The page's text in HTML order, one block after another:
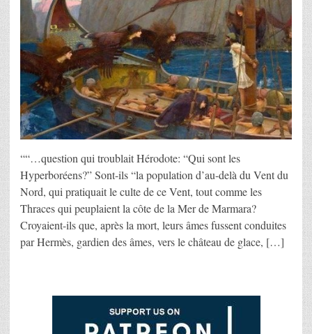
““…question qui troublait Hérodote: “Qui sont les
Hyperboréens?” Sont-ils “la population d’au-delà du Vent du
Nord, qui pratiquait le culte de ce Vent, tout comme les
Thraces qui peuplaient la côte de la Mer de Marmara?
Croyaient-ils que, après la mort, leurs âmes fussent conduites
par Hermès, gardien des âmes, vers le château de glace, […]